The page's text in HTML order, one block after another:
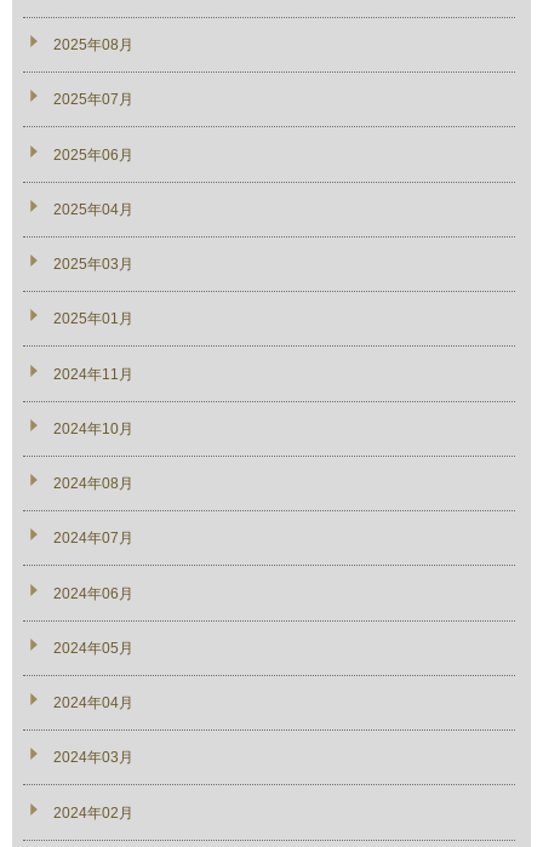
2025年08月
2025年07月
2025年06月
2025年04月
2025年03月
2025年01月
2024年11月
2024年10月
2024年08月
2024年07月
2024年06月
2024年05月
2024年04月
2024年03月
2024年02月